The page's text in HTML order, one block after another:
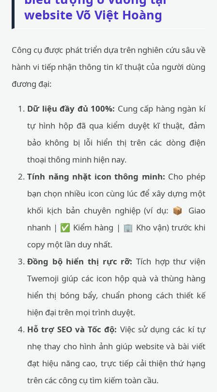
website Võ Việt Hoàng
Công cụ được phát triển dựa trên nghiên cứu sâu về
hành vi tiếp nhận thông tin kĩ thuật của người dùng
đương đại:
Dữ liệu đầy đủ 100%: Cung cấp hàng ngàn kí
tự hình hộp đã qua kiểm duyệt kĩ thuật, đảm
bảo không bị lỗi hiển thị trên các dòng điện
thoại thông minh hiện nay.
Tính năng nhặt icon thông minh: Cho phép
bạn chọn nhiều icon cùng lúc để xây dựng một
khối kịch bản chuyên nghiệp (ví dụ: 📦 Giao
nhanh | ✅ Kiểm hàng | 🏢 Kho vận) trước khi
copy một lần duy nhất.
Đồng bộ hiển thị rực rỡ: Tích hợp thư viện
Twemoji giúp các icon hộp quà và thùng hàng
hiển thị bóng bẩy, chuẩn phong cách thiết kế
hiện đại trên mọi trình duyệt.
Hỗ trợ SEO và Tốc độ: Việc sử dụng các kí tự
nhẹ thay cho hình ảnh giúp website và bài viết
đạt hiệu năng cao, trực tiếp cải thiện thứ hạng
trên các công cụ tìm kiếm toàn cầu.